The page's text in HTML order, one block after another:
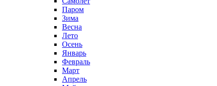
Паром
Зима
Весна
Лето
Осень
Январь
Февраль
Март
Апрель